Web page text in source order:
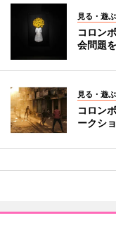
見る・遊ぶ
コロン
会問題
見る・遊ぶ
コロン
ークシ